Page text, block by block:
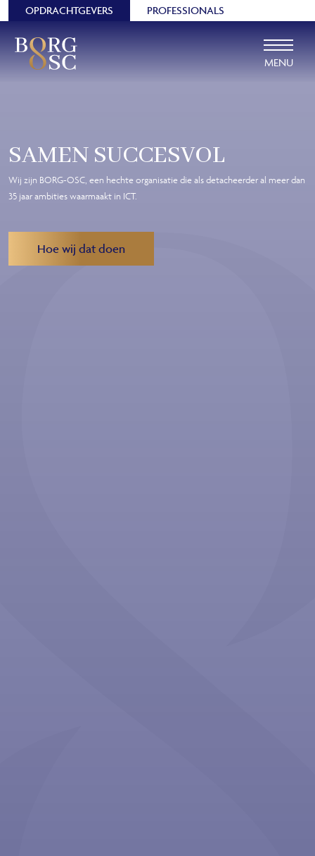
OPDRACHTGEVERS PROFESSIONALS
MENU
SAMEN SUCCESVOL
Wij zijn BORG-OSC, een hechte organisatie die als detacheerder al meer dan
35 jaar ambities waarmaakt in ICT.
Hoe wij dat doen